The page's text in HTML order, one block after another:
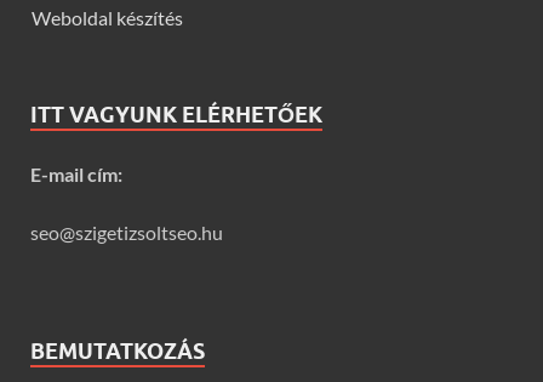
Weboldal készítés
ITT VAGYUNK ELÉRHETŐEK
E-mail cím:
seo@szigetizsoltseo.hu
BEMUTATKOZÁS